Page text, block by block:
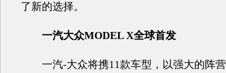
了新的选择。
一汽大众MODEL X全球首发
一汽-大众将携11款车型，以强大的阵